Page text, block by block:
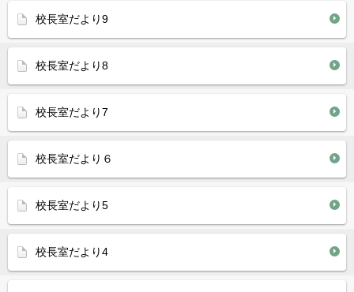
校長室だより9
校長室だより8
校長室だより7
校長室だより６
校長室だより5
校長室だより4